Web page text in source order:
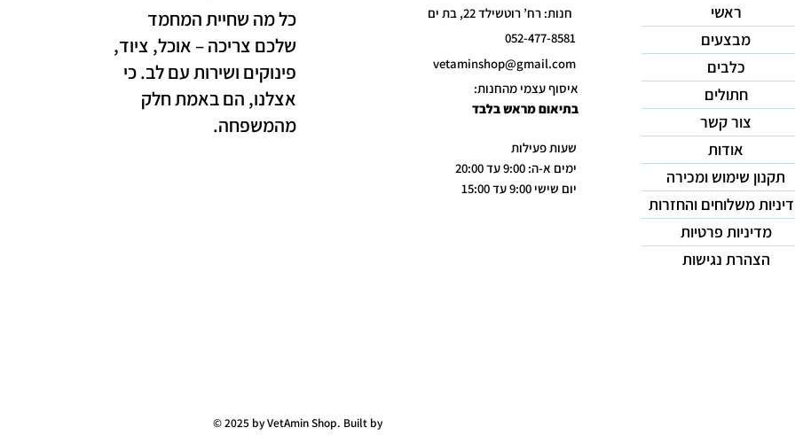
כל מה שחיית המחמד
שלכם צריכה – אוכל, ציוד,
פינוקים ושירות עם לב. כי
אצלנו, הם באמת חלק
מהמשפחה.
חנות: רח’ רוטשילד 22, בת ים
052-477-8581
vetaminshop@gmail.com
איסוף עצמי מהחנות:
בתיאום מראש בלבד
שעות פעילות
ימים א-ה: 9:00 עד 20:00
יום שישי 9:00 עד 15:00
ראשי
מבצעים
כלבים
חתולים
צור קשר
אודות
תקנון שימוש ומכירה
משלוחים והחזרות
מדיניות פרטיות
הצהרת נגישות
© 2025 by VetAmin Shop. Built by